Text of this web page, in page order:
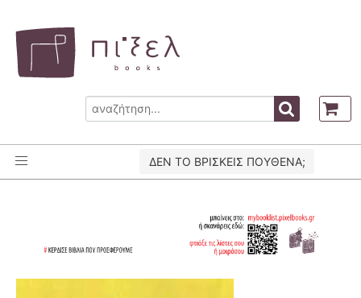
ΔΕΝ ΤΟ ΒΡΙΣΚΕΙΣ ΠΟΥΘΕΝΑ;